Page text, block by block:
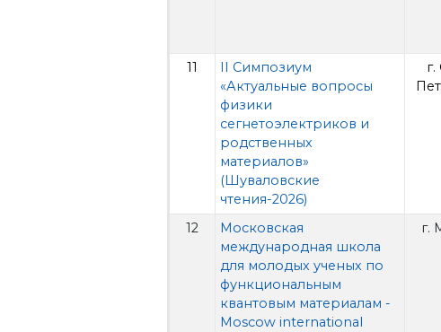
11
II Симпозиум
«Актуальные вопросы
физики
сегнетоэлектриков и
родственных
материалов»
(Шуваловские
чтения-2026)
12
Московская
международная школа
для молодых ученых по
функциональным
квантовым материалам -
Moscow international
г.